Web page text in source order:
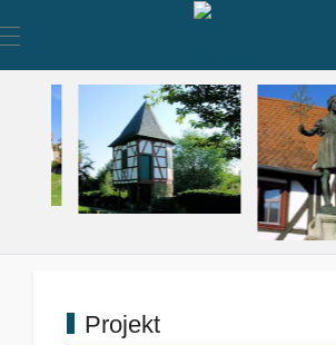
Mobile Menu Toggle
Projekt